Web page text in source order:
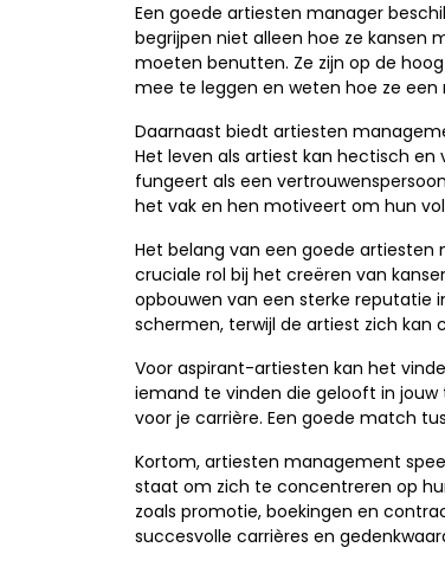
Een goede artiesten manager
begrijpen niet alleen hoe ze kansen
moeten benutten. Ze zijn op de
mee te leggen en weten hoe ze
Daarnaast biedt artiesten
Het leven als artiest kan hectisch
fungeert als een
het vak en hen motiveert om hun
Het belang van een goede artiesten
cruciale rol bij het creëren van
opbouwen van een sterke reputatie
schermen, terwijl de artiest zich kan
Voor aspirant-artiesten kan het
iemand te vinden die gelooft in
voor je carrière. Een goede match
Kortom, artiesten management
staat om zich te concentreren op
zoals promotie, boekingen en
succesvolle carrières en